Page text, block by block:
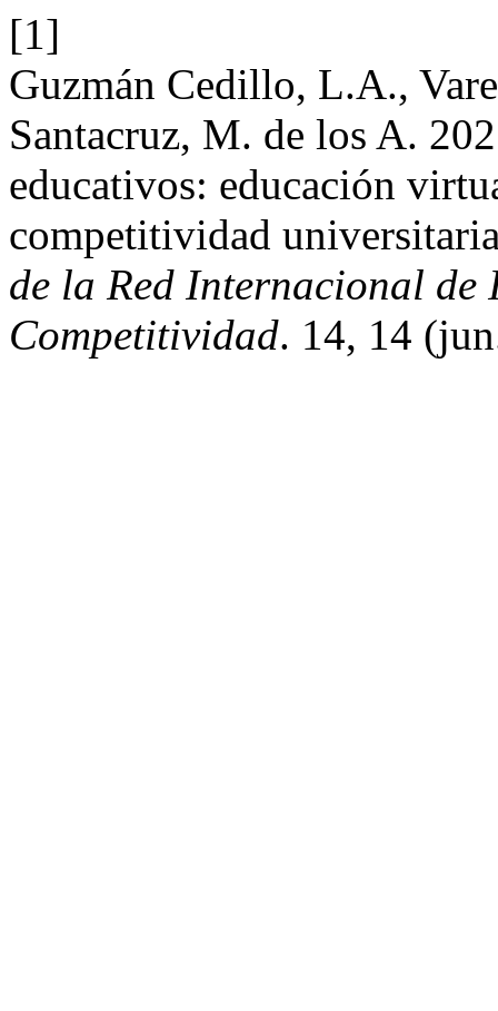
[1]
Guzmán Cedillo, L.A.,
Santacruz, M. de los A.
educativos: educación
competitividad
de la Red Internacional de
Competitividad. 14, 14